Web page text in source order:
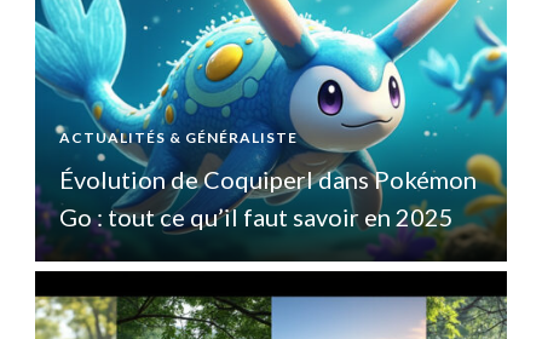
ACTUALITÉS & GÉNÉRALISTE
Évolution de Coquiperl dans Pokémon
Go : tout ce qu’il faut savoir en 2025